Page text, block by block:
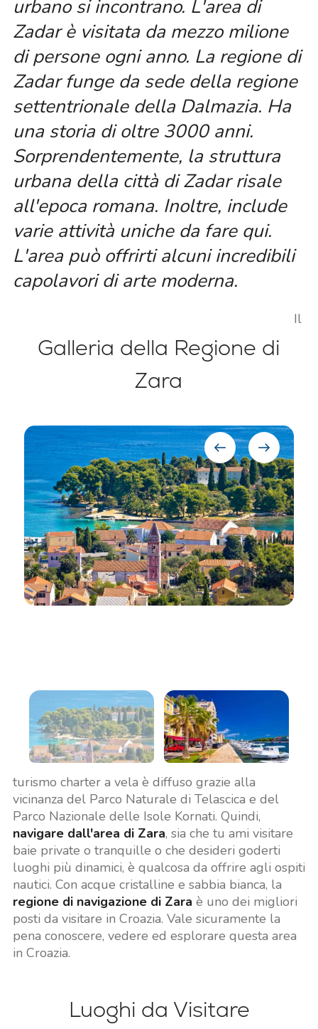
urbano si incontrano. L'area di
Zadar è visitata da mezzo milione
di persone ogni anno. La regione di
Zadar funge da sede della regione
settentrionale della Dalmazia. Ha
una storia di oltre 3000 anni.
Sorprendentemente, la struttura
urbana della città di Zadar risale
all'epoca romana. Inoltre, include
varie attività uniche da fare qui.
L'area può offrirti alcuni incredibili
capolavori di arte moderna.
Galleria della Regione di
Zara
Il
turismo charter a vela è diffuso grazie alla
vicinanza del Parco Naturale di Telascica e del
Parco Nazionale delle Isole Kornati. Quindi,
navigare dall'area di Zara, sia che tu ami visitare
baie private o tranquille o che desideri goderti
luoghi più dinamici, è qualcosa da offrire agli ospiti
nautici. Con acque cristalline e sabbia bianca, la
regione di navigazione di Zara è uno dei migliori
posti da visitare in Croazia. Vale sicuramente la
pena conoscere, vedere ed esplorare questa area
in Croazia.
Luoghi da Visitare